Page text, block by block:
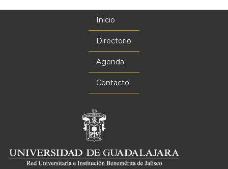
Inicio
Directorio
Agenda
Contacto